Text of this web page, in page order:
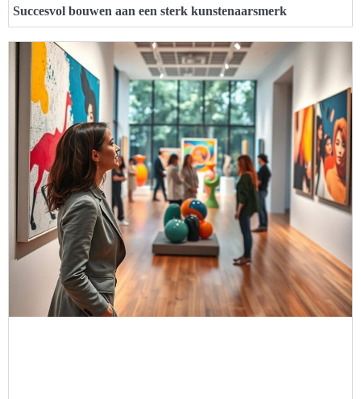
Succesvol bouwen aan een sterk kunstenaarsmerk